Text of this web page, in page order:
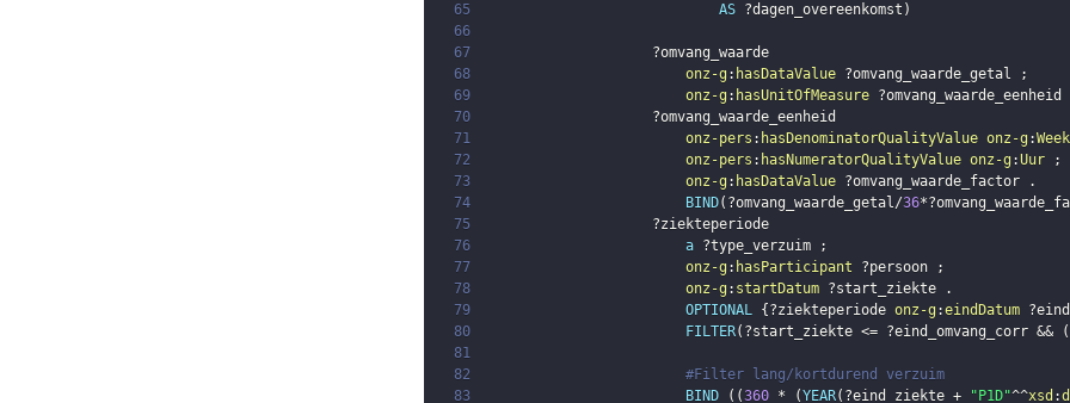
65
AS ?dagen_overeenkomst )
66
67
?omvang_waarde
68
onz-g : hasDataValue ?omvang_waarde_getal
;
69
onz-g : hasUnitOfMeasure ?omvang_waarde_eenheid
70
?omvang_waarde_eenheid
71
onz-pers : hasDenominatorQualityValue onz-g :Week
72
onz-pers : hasNumeratorQualityValue onz-g :Uur
;
73
onz-g : hasDataValue ?omvang_waarde_factor
.
74
BIND( ?omvang_waarde_getal/36*
75
?ziekteperiode
76
a ?type_verzuim
;
77
onz-g : hasParticipant ?persoon
;
78
onz-g : startDatum ?start_ziekte
.
79
OPTIONAL { ?ziekteperiode onz-g :eindDatum
80
FILTER( ?start_ziekte <= ?eind_omvang_corr && (
81
82
#Filter lang/kortdurend verzuim
83
BIND ( (360 * (YEAR( ?eind_ziekte + "P1D"^^xsd :